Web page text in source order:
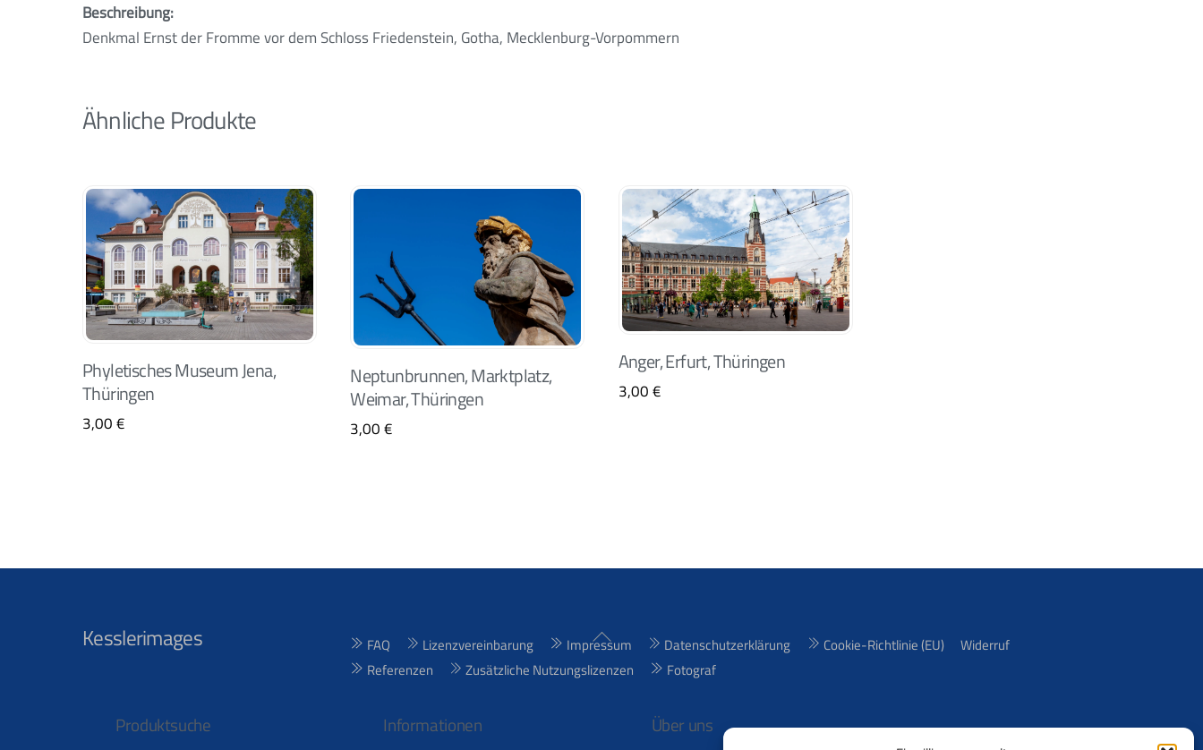
Beschreibung:
Denkmal Ernst der Fromme vor dem Schloss Friedenstein, Gotha, Mecklenburg-Vorpommern
Ähnliche Produkte
Phyletisches Museum Jena,
Thüringen
3,00€
Neptunbrunnen, Marktplatz,
Weimar, Thüringen
3,00€
Anger, Erfurt, Thüringen
3,00€
Back
Kesslerimages FAQ Lizenzvereinbarung Impressum Datenschutzerklärung Cookie-Richtlinie (EU)
Widerruf
Referenzen
Zusätzliche Nutzungslizenzen Fotograf
Produktsuche Informationen Über uns